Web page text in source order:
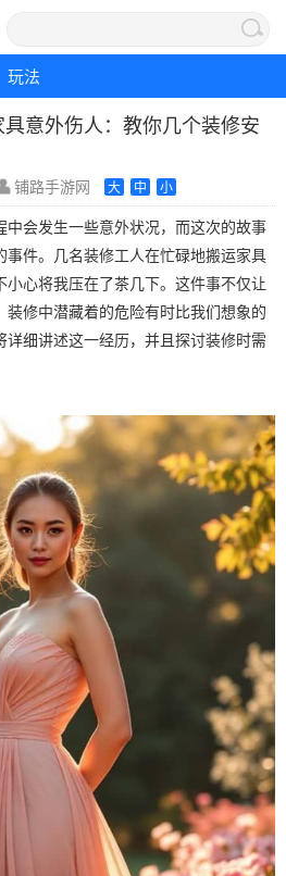
玩法
意外伤人：教你几个装修安
铺路手游网 大 中 小
中会发生一些意外状况，而这次的故事
件。几名装修工人在忙碌地搬运家具
心将我压在了茶几下。这件事不仅让
修中潜藏着的危险有时比我们想象的
细讲述这一经历，并且探讨装修时需